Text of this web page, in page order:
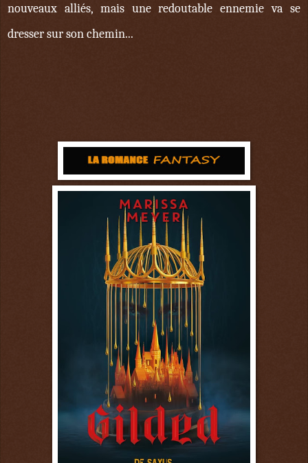
nouveaux alliés, mais une redoutable ennemie va se
dresser sur son chemin...